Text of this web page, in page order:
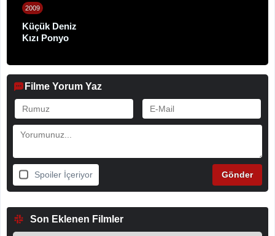
2009
Küçük Deniz
Kızı Ponyo
Filme Yorum Yaz
Spoiler İçeriyor
Son Eklenen Filmler